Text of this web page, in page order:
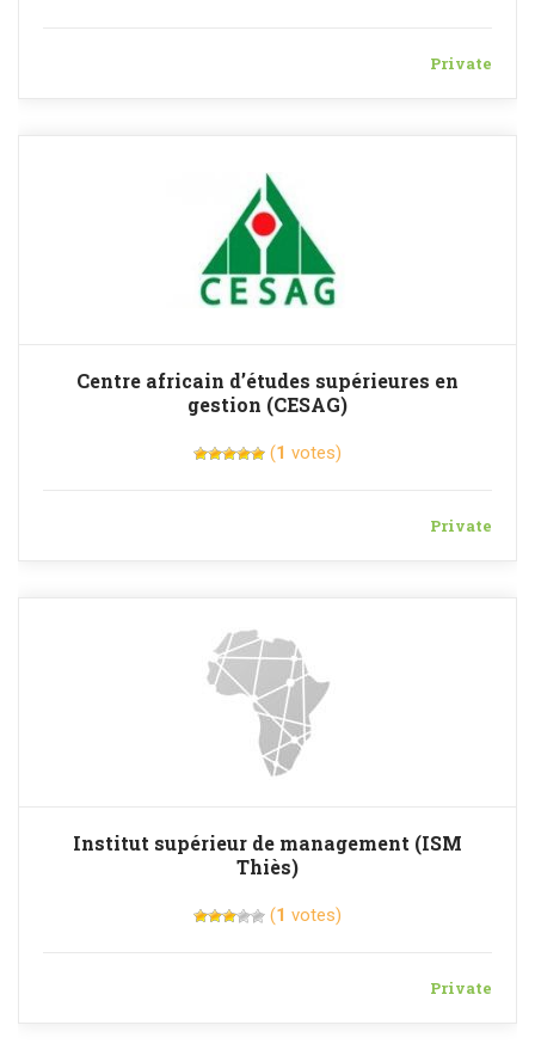
Private
Centre africain d’études supérieures en
gestion (CESAG)
(1 votes)
Private
Institut supérieur de management (ISM
Thiès)
(1 votes)
Private